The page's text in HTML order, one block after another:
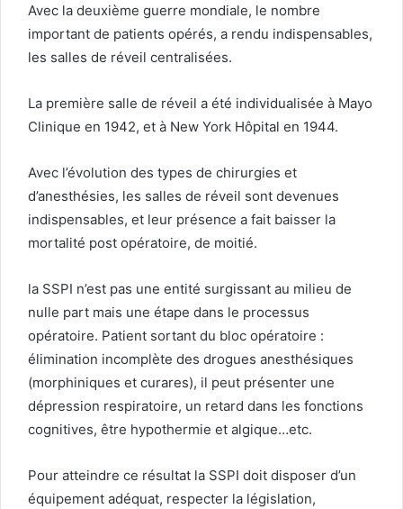
Avec la deuxième guerre mondiale, le nombre
important de patients opérés, a rendu indispensables,
les salles de réveil centralisées.
La première salle de réveil a été individualisée à Mayo
Clinique en 1942, et à New York Hôpital en 1944.
Avec l’évolution des types de chirurgies et
d’anesthésies, les salles de réveil sont devenues
indispensables, et leur présence a fait baisser la
mortalité post opératoire, de moitié.
la SSPI n’est pas une entité surgissant au milieu de
nulle part mais une étape dans le processus
opératoire. Patient sortant du bloc opératoire :
élimination incomplète des drogues anesthésiques
(morphiniques et curares), il peut présenter une
dépression respiratoire, un retard dans les fonctions
cognitives, être hypothermie et algique…etc.
Pour atteindre ce résultat la SSPI doit disposer d’un
équipement adéquat, respecter la législation,